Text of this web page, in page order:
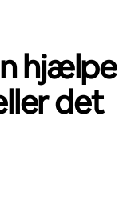
hjælpe
det